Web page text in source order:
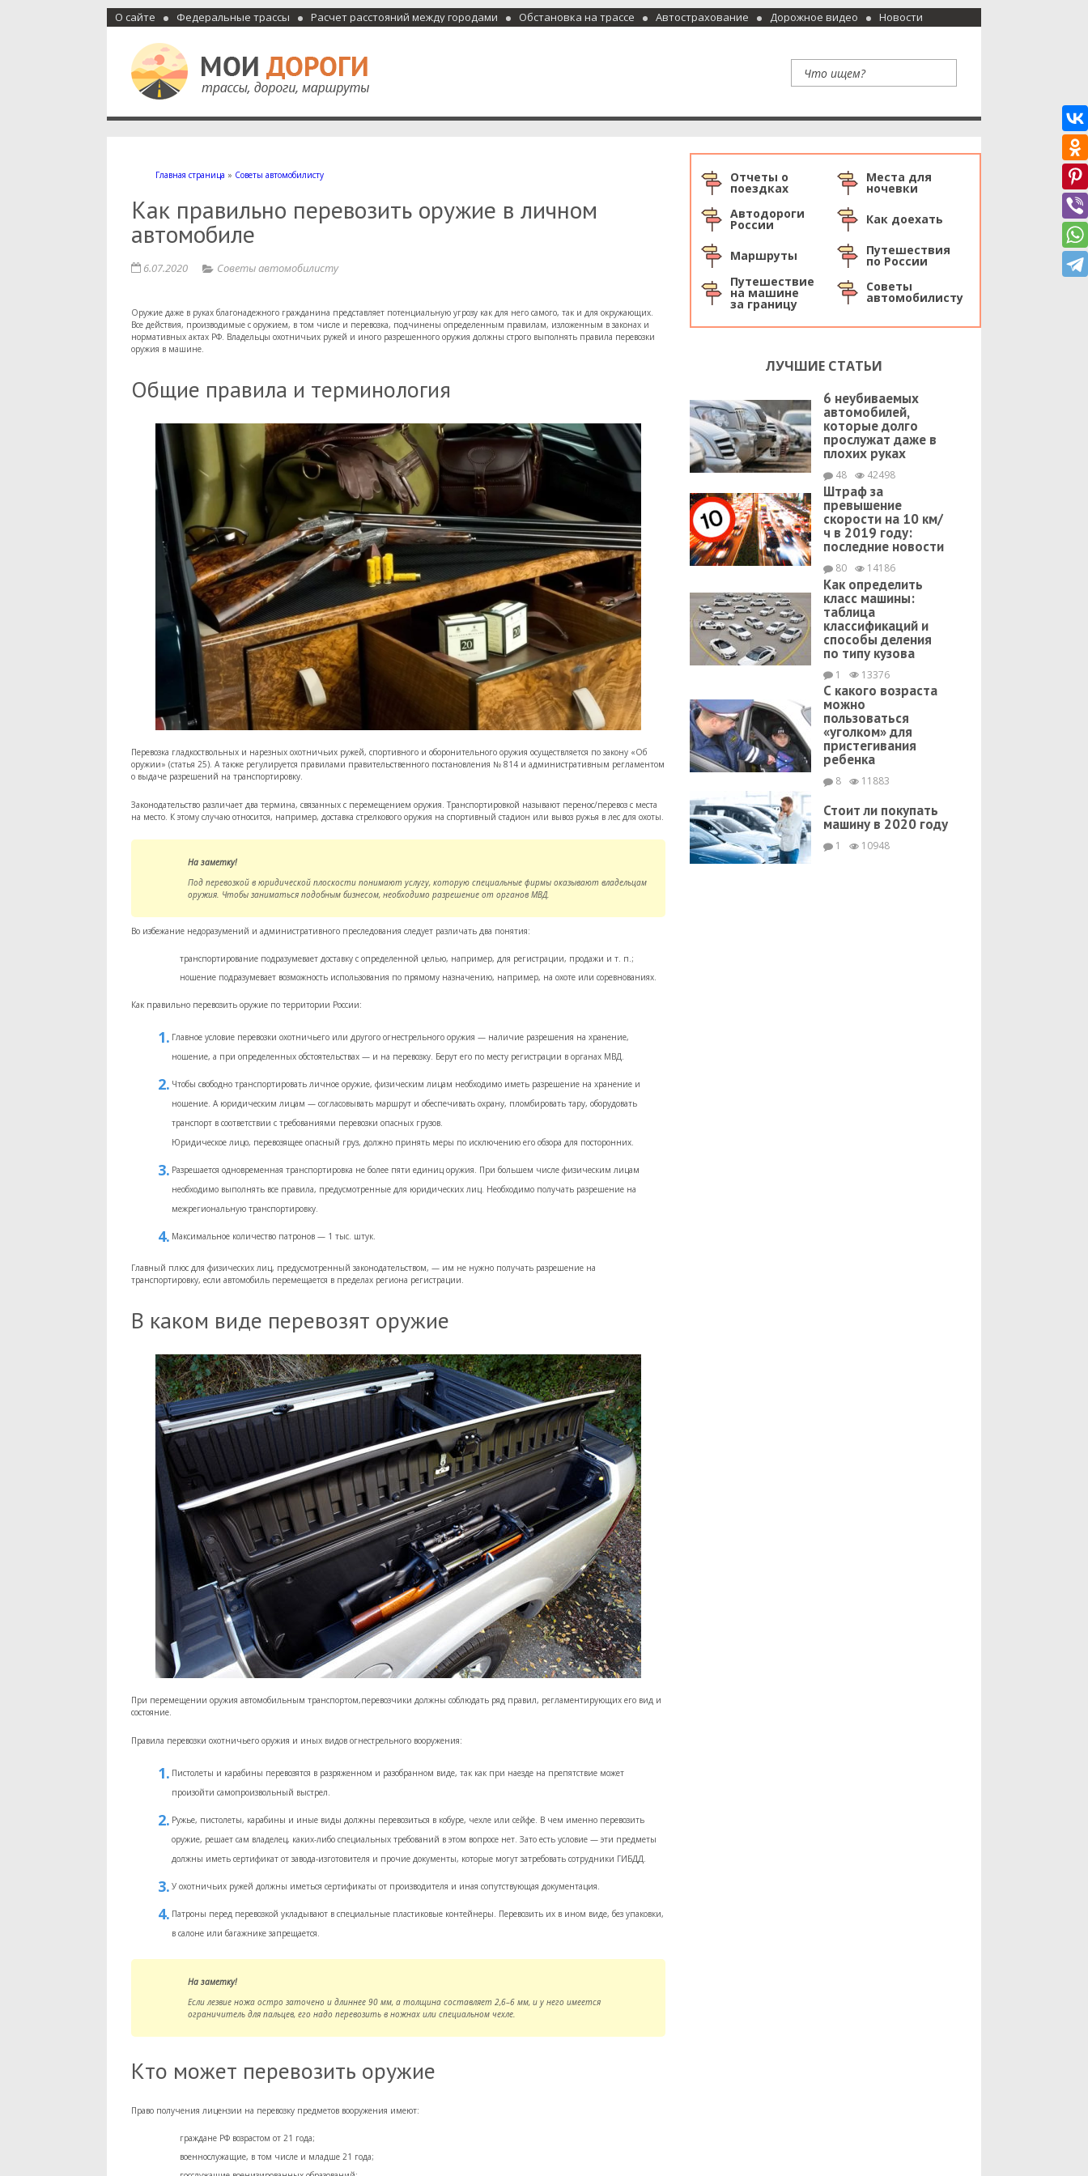
О сайте Федеральные трассы Расчет расстояний между городами Обстановка на трассе Автострахование Дорожное видео Новости
Мои дороги
Как доехать, автомобильные дороги и трассы России, мотели и гостиницы
Главная страница » Советы автомобилисту
Как правильно перевозить оружие в личном
автомобиле
6.07.2020 Советы автомобилисту
Оружие даже в руках благонадежного гражданина представляет потенциальную угрозу как для него самого, так и для окружающих.
Все действия, производимые с оружием, в том числе и перевозка, подчинены определенным правилам, изложенным в законах и
нормативных актах РФ. Владельцы охотничьих ружей и иного разрешенного оружия должны строго выполнять правила перевозки
оружия в машине.
Общие правила и терминология
Перевозка гладкоствольных и нарезных охотничьих ружей, спортивного и оборонительного оружия осуществляется по закону «Об
оружии» (статья 25). А также регулируется правилами правительственного постановления № 814 и административным регламентом
о выдаче разрешений на транспортировку.
Законодательство различает два термина, связанных с перемещением оружия. Транспортировкой называют перенос/перевоз с места
на место. К этому случаю относится, например, доставка стрелкового оружия на спортивный стадион или вывоз ружья в лес для охоты.
На заметку!
Под перевозкой в юридической плоскости понимают услугу, которую специальные фирмы оказывают владельцам
оружия. Чтобы заниматься подобным бизнесом, необходимо разрешение от органов МВД.
Во избежание недоразумений и административного преследования следует различать два понятия:
транспортирование подразумевает доставку с определенной целью, например, для регистрации, продажи и т. п.;
ношение подразумевает возможность использования по прямому назначению, например, на охоте или соревнованиях.
Как правильно перевозить оружие по территории России:
Главное условие перевозки охотничьего или другого огнестрельного оружия — наличие разрешения на хранение,
ношение, а при определенных обстоятельствах — и на перевозку. Берут его по месту регистрации в органах МВД.
Чтобы свободно транспортировать личное оружие, физическим лицам необходимо иметь разрешение на хранение и
ношение. А юридическим лицам — согласовывать маршрут и обеспечивать охрану, пломбировать тару, оборудовать
транспорт в соответствии с требованиями перевозки опасных грузов.
Юридическое лицо, перевозящее опасный груз, должно принять меры по исключению его обзора для посторонних.
Разрешается одновременная транспортировка не более пяти единиц оружия. При большем числе физическим лицам
необходимо выполнять все правила, предусмотренные для юридических лиц. Необходимо получать разрешение на
межрегиональную транспортировку.
Максимальное количество патронов — 1 тыс. штук.
Главный плюс для физических лиц, предусмотренный законодательством, — им не нужно получать разрешение на
транспортировку, если автомобиль перемещается в пределах региона регистрации.
В каком виде перевозят оружие
При перемещении оружия автомобильным транспортом,перевозчики должны соблюдать ряд правил, регламентирующих его вид и
состояние.
Правила перевозки охотничьего оружия и иных видов огнестрельного вооружения:
Пистолеты и карабины перевозятся в разряженном и разобранном виде, так как при наезде на препятствие может
произойти самопроизвольный выстрел.
Ружье, пистолеты, карабины и иные виды должны перевозиться в кобуре, чехле или сейфе. В чем именно перевозить
оружие, решает сам владелец, каких-либо специальных требований в этом вопросе нет. Зато есть условие — эти предметы
должны иметь сертификат от завода-изготовителя и прочие документы, которые могут затребовать сотрудники ГИБДД.
У охотничьих ружей должны иметься сертификаты от производителя и иная сопутствующая документация.
Патроны перед перевозкой укладывают в специальные пластиковые контейнеры. Перевозить их в ином виде, без упаковки,
в салоне или багажнике запрещается.
На заметку!
Если лезвие ножа остро заточено и длиннее 90 мм, а толщина составляет 2,6–6 мм, и у него имеется
ограничитель для пальцев, его надо перевозить в ножнах или специальном чехле.
Кто может перевозить оружие
Право получения лицензии на перевозку предметов вооружения имеют:
граждане РФ возрастом от 21 года;
военнослужащие, в том числе и младше 21 года;
Отчеты о
поездках
Места для
ночевки
Автодороги
России Как доехать
Маршруты Путешествия
по России
Путешествие
на машине
за границу
Советы
автомобилисту
ЛУЧШИЕ СТАТЬИ
6 неубиваемых
автомобилей,
которые долго
прослужат даже в
плохих руках
48 42498
Штраф за
превышение
скорости на 10 км/
ч в 2019 году:
последние новости
80 14186
Как определить
класс машины:
таблица
классификаций и
способы деления
по типу кузова
1 13376
С какого возраста
можно
пользоваться
«уголком» для
пристегивания
ребенка
8 11883
Стоит ли покупать
машину в 2020 году
1 10948